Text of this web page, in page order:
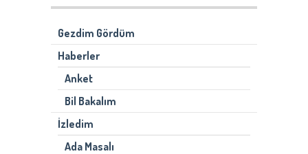
Gezdim Gördüm
Haberler
Anket
Bil Bakalım
İzledim
Ada Masalı